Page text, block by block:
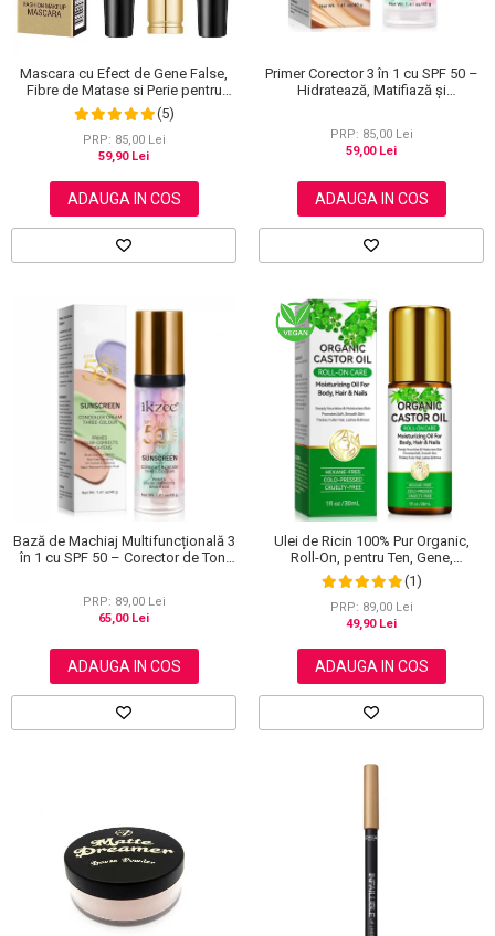
Mascara cu Efect de Gene False,
Fibre de Matase si Perie pentru
Curbare, Aliver 4D Extra Volume,
Waterproof, Negru,10 g
(5)
PRP: 85,00 Lei
59,90 Lei
ADAUGA IN COS
Primer Corector 3 în 1 cu SPF 50 –
Hidratează, Matifiază și
PRP: 85,00 Lei
59,00 Lei
ADAUGA IN COS
Bază de Machiaj Multifuncțională 3
în 1 cu SPF 50 – Corector de Ton,
PRP: 89,00 Lei
65,00 Lei
ADAUGA IN COS
Ulei de Ricin 100% Pur Organic,
Roll-On, pentru Ten, Gene,
Sprancene, Unghii, 30 ml
(1)
PRP: 89,00 Lei
49,90 Lei
ADAUGA IN COS